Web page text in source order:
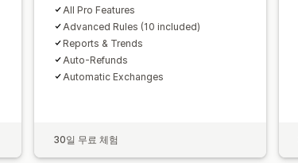
All Pro Features
Advanced Rules (10 included)
Reports & Trends
Auto-Refunds
Automatic Exchanges
30일 무료 체험